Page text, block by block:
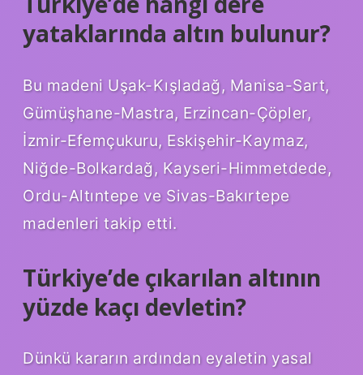
yataklarında altın bulunur?
Bu madeni Uşak-Kışladağ, Manisa-Sart,
Gümüşhane-Mastra, Erzincan-Çöpler,
İzmir-Efemçukuru, Eskişehir-Kaymaz,
Niğde-Bolkardağ, Kayseri-Himmetdede,
Ordu-Altıntepe ve Sivas-Bakırtepe
madenleri takip etti.
Türkiye’de çıkarılan altının
yüzde kaçı devletin?
Dünkü kararın ardından eyaletin yasal